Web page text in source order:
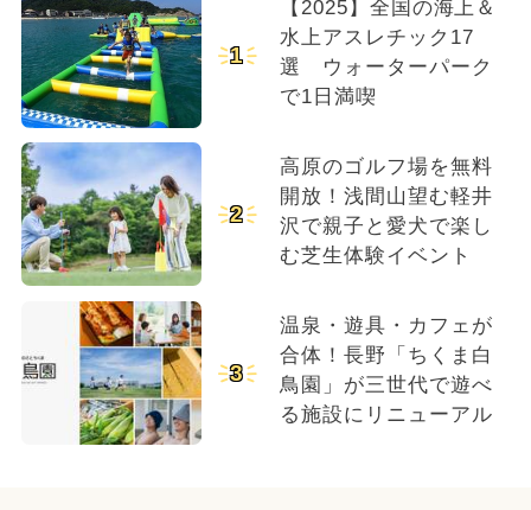
1
【2025】全国の海上＆
水上アスレチック17
選 ウォーターパーク
で1日満喫
2
高原のゴルフ場を無料
開放！浅間山望む軽井
沢で親子と愛犬で楽し
む芝生体験イベント
3
温泉・遊具・カフェが
合体！長野「ちくま白
鳥園」が三世代で遊べ
る施設にリニューアル